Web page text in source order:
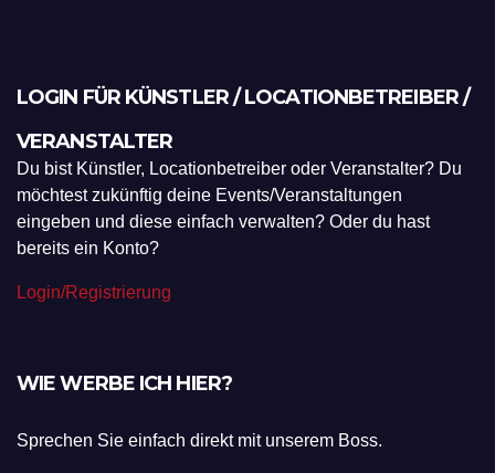
LOGIN FÜR KÜNSTLER / LOCATIONBETREIBER /
VERANSTALTER
Du bist Künstler, Locationbetreiber oder Veranstalter? Du
möchtest zukünftig deine Events/Veranstaltungen
eingeben und diese einfach verwalten? Oder du hast
bereits ein Konto?
Login/Registrierung
WIE WERBE ICH HIER?
Sprechen Sie einfach direkt mit unserem Boss.